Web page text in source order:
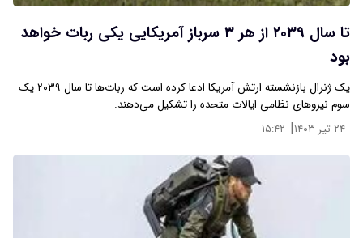
تا سال ۲۰۳۹ از هر ۳ سرباز آمریکایی یکی ربات خواهد
بود
یک ژنرال بازنشسته ارتش آمریکا ادعا کرده است که ربات‌ها تا سال ۲۰۳۹ یک
سوم نیروهای نظامی ایالات متحده را تشکیل می‌دهند.
۲۴ تیر ۱۴۰۳ | ۱۵:۴۲